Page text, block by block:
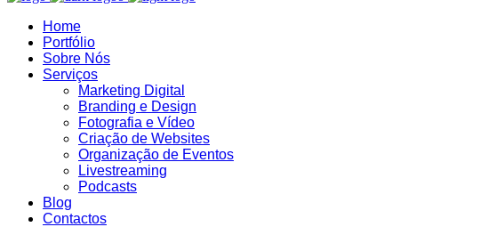
Home
Portfólio
Sobre Nós
Serviços
Marketing Digital
Branding e Design
Fotografia e Vídeo
Criação de Websites
Organização de Eventos
Livestreaming
Podcasts
Blog
Contactos